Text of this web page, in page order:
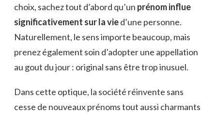
UN
choix, sachez tout d’abord qu’un prénom influe
significativement sur la vied’une personne.
Naturellement, le sens importe beaucoup, mais
prenez également soin d’adopter une appellation
au gout du jour : original sans être trop inusuel.
Dans cette optique, la société réinvente sans
cesse de nouveaux prénoms tout aussi charmants